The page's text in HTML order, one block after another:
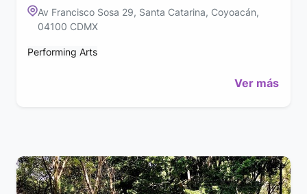
Av Francisco Sosa 29, Santa Catarina, Coyoacán,
04100 CDMX
Performing Arts
Ver más